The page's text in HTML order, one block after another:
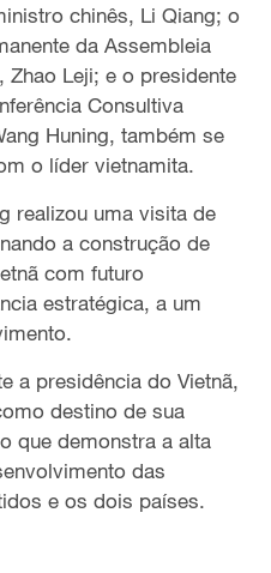
chinês, Li Qiang; o
da Assembleia
Zhao Leji; e o presidente
Consultiva
Huning, também se
o líder vietnamita.
realizou uma visita de
a construção de
com futuro
estratégica, a um
a presidência do Vietnã,
destino de sua
que demonstra a alta
das
e os dois países.